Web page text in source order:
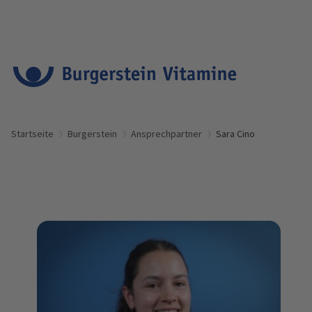
Startseite Burgerstein Ansprechpartner Sara Cino